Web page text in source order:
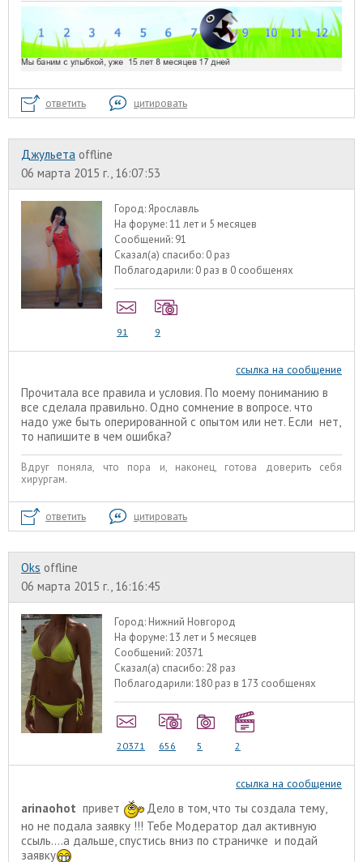
ответить цитировать
Джульета offline
06 марта 2015 г., 16:07:53
Город:Ярославль
На форуме:11 лет и 5 месяцев
Сообщений: 91
Сказал(а) спасибо: 0 раз
Поблагодарили: 0 раз в 0 сообщенях
91 9
ссылка на сообщение
Прочитала все правила и условия. По моему пониманию в
все сделала правильно. Одно сомнение в вопросе. что
надо уже быть оперированной с опытом или нет. Если нет,
то напишите в чем ошибка?
Вдруг поняла, что пора и, наконец, готова доверить себя
хирургам.
ответить цитировать
Oks offline
06 марта 2015 г., 16:16:45
Город: Нижний Новгород
На форуме:13 лет и 5 месяцев
Сообщений: 20371
Сказал(а) спасибо: 28 раз
Поблагодарили:180 раз в 173 сообщенях
20371 656 5 2
ссылка на сообщение
arinaohot привет
Дело в том, что ты создала тему,
но не подала заявку !!! Тебе Модератор дал активную
ссыль....а дальше, спустись вниз по страничке и подай
заявку